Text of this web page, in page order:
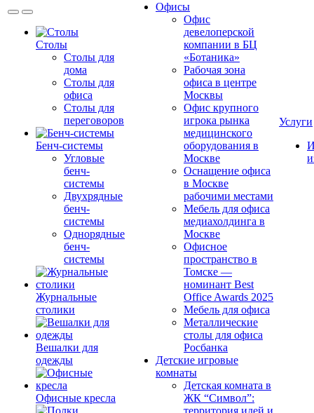
Столы
Столы для
дома
Столы для
офиса
Столы для
переговоров
Бенч-системы
Угловые
бенч-
системы
Двухрядные
бенч-
системы
Однорядные
бенч-
системы
Журнальные
столики
Вешалки для
одежды
Офисные кресла
Офисы
Офис
девелоперской
компании в БЦ
«Ботаника»
Рабочая зона
офиса в центре
Москвы
Офис крупного
игрока рынка
медицинского
оборудования в
Москве
Оснащение офиса
в Москве
рабочими местами
Мебель для офиса
медиахолдинга в
Москве
Офисное
пространство в
Томске —
номинант Best
Office Awards 2025
Мебель для офиса
Металлические
столы для офиса
Росбанка
Детские игровые
комнаты
Детская комната в
ЖК “Символ”:
территория идей и
Услуги